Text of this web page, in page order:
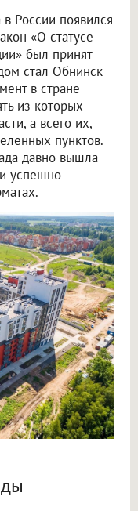
России появился
«О статусе
был принят
стал Обнинск
в стране
из которых
а всего их,
пунктов.
давно вышла
успешно